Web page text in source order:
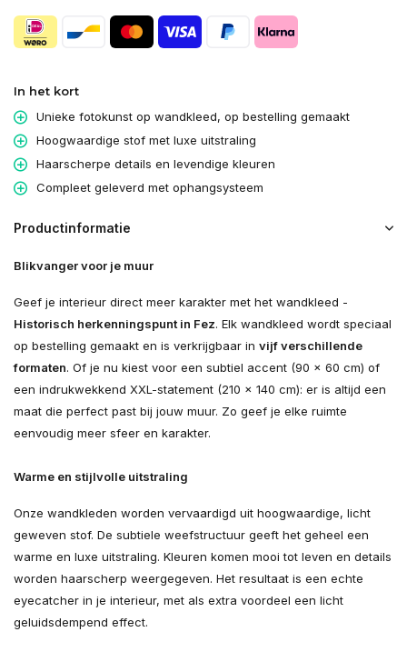
In het kort
Unieke fotokunst op wandkleed, op bestelling gemaakt
Hoogwaardige stof met luxe uitstraling
Haarscherpe details en levendige kleuren
Compleet geleverd met ophangsysteem
Productinformatie
Blikvanger voor je muur
Geef je interieur direct meer karakter met het wandkleed -
Historisch herkenningspunt in Fez. Elk wandkleed wordt speciaal
op bestelling gemaakt en is verkrijgbaar in vijf verschillende
formaten. Of je nu kiest voor een subtiel accent (90 × 60 cm) of
een indrukwekkend XXL-statement (210 × 140 cm): er is altijd een
maat die perfect past bij jouw muur. Zo geef je elke ruimte
eenvoudig meer sfeer en karakter.
Warme en stijlvolle uitstraling
Onze wandkleden worden vervaardigd uit hoogwaardige, licht
geweven stof. De subtiele weefstructuur geeft het geheel een
warme en luxe uitstraling. Kleuren komen mooi tot leven en details
worden haarscherp weergegeven. Het resultaat is een echte
eyecatcher in je interieur, met als extra voordeel een licht
geluidsdempend effect.